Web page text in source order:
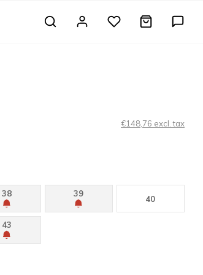
€148,76 excl. tax
38 39
40
43